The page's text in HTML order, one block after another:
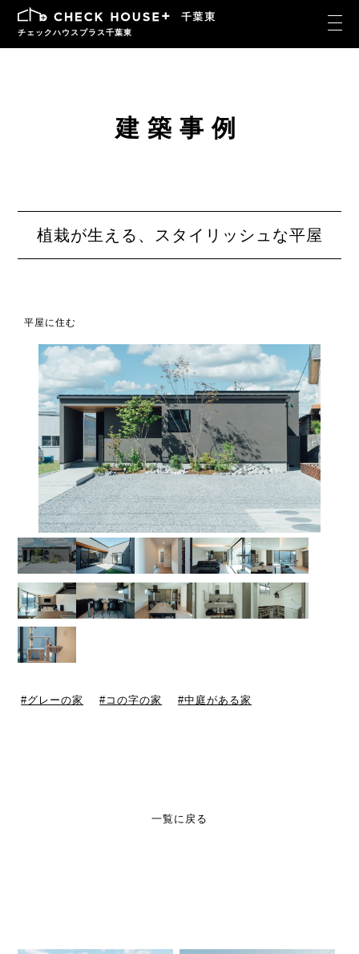
チェックハウスプラス千葉東
建築事例
植栽が生える、スタイリッシュな平屋
平屋に住む
グレーの家 コの字の家 中庭がある家
一覧に戻る